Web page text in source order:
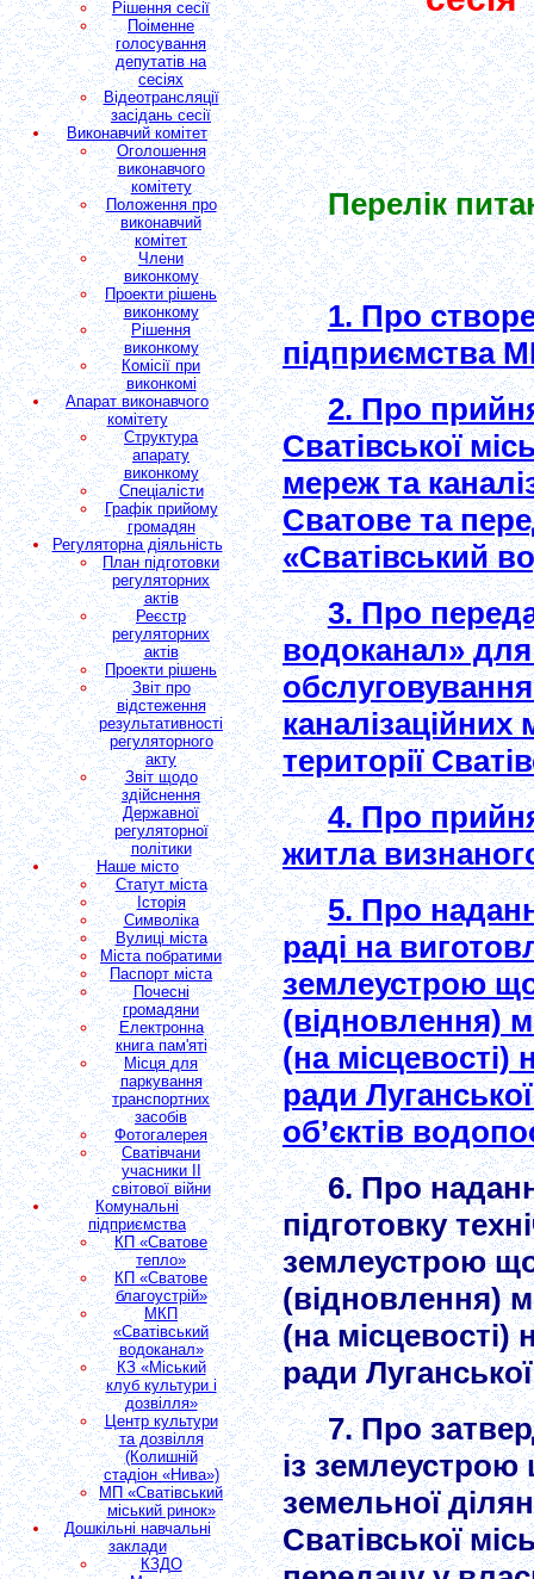
Рішення сесії
Поіменне
голосування
депутатів на
сесіях
Відеотрансляції
засідань сесії
Виконавчий комітет
Оголошення
виконавчого
комітету
Положення про
виконавчий
комітет
Члени
виконкому
Проекти рішень
виконкому
Рішення
виконкому
Комісії при
виконкомі
Апарат виконавчого
комітету
Структура
апарату
виконкому
Спеціалісти
Графік прийому
громадян
Регуляторна діяльність
План підготовки
регуляторних
актів
Реєстр
регуляторних
актів
Проекти рішень
Звіт про
відстеження
результативності
регуляторного
акту
Звіт щодо
здійснення
Державної
регуляторної
політики
Наше місто
Статут міста
Історія
Символіка
Вулиці міста
Міста побратими
Паспорт міста
Почесні
громадяни
Електронна
книга пам'яті
Місця для
паркування
транспортних
засобів
Фотогалерея
Сватівчани
учасники II
світової війни
Комунальні
підприємства
КП «Сватове
тепло»
КП «Сватове
благоустрій»
МКП
«Сватівський
водоканал»
КЗ «Міський
клуб культури і
дозвілля»
Центр культури
та дозвілля
(Колишній
стадіон «Нива»)
МП «Сватівський
міський ринок»
Дошкільні навчальні
заклади
КЗДО
Перелік
1. Про
підприємства
2. Про
Сватівської
мереж та
Сватове та
«Сватівський
3. Про
водоканал» для
території
4. Про
житла
5. Про
раді на
землеустрою
(відновлення)
(на місцевості)
ради
об’єктів
6. Про
підготовку
землеустрою
(відновлення)
(на місцевості)
ради
7. Про
із
земельної
Сватівської